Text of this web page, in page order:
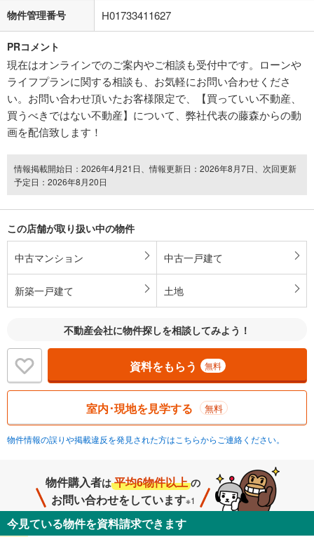
物件管理番号 H01733411627
PRコメント
現在はオンラインでのご案内やご相談も受付中です。ローンや
ライフプランに関する相談も、お気軽にお問い合わせくださ
い。お問い合わせ頂いたお客様限定で、【買っていい不動産、
買うべきではない不動産】について、弊社代表の藤森からの動
画を配信致します！
情報掲載開始日：2026年4月21日、情報更新日：2026年8月7日、次回更新
予定日：2026年8月20日
この店舗が取り扱い中の物件
中古マンション 中古一戸建て
新築一戸建て 土地
不動産会社に物件探しを相談してみよう！
資料をもらう 無料
室内･現地を見学する 無料
物件情報の誤りや掲載違反を発見された方はこちらからご連絡ください。
物件購入者は 平均6物件以上 の
お問い合わせをしています※1
今見ている物件を資料請求できます